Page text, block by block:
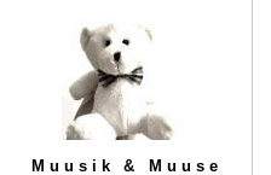
Muusik & Muuse